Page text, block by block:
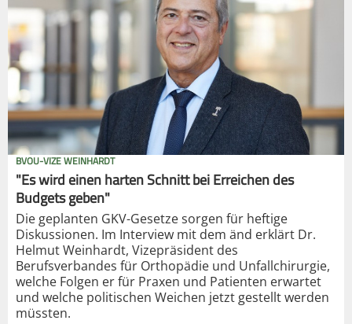
BVOU-VIZE WEINHARDT
"Es wird einen harten Schnitt bei Erreichen des
Budgets geben"
Die geplanten GKV-Gesetze sorgen für heftige
Diskussionen. Im Interview mit dem änd erklärt Dr.
Helmut Weinhardt, Vizepräsident des
Berufsverbandes für Orthopädie und Unfallchirurgie,
welche Folgen er für Praxen und Patienten erwartet
und welche politischen Weichen jetzt gestellt werden
müssten.